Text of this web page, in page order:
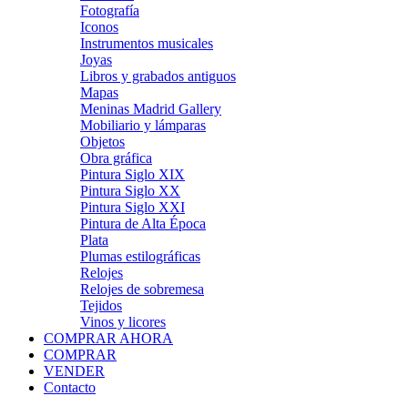
Fotografía
Iconos
Instrumentos musicales
Joyas
Libros y grabados antiguos
Mapas
Meninas Madrid Gallery
Mobiliario y lámparas
Objetos
Obra gráfica
Pintura Siglo XIX
Pintura Siglo XX
Pintura Siglo XXI
Pintura de Alta Época
Plata
Plumas estilográficas
Relojes
Relojes de sobremesa
Tejidos
Vinos y licores
COMPRAR AHORA
COMPRAR
VENDER
Contacto